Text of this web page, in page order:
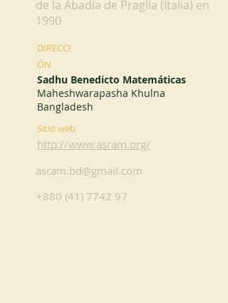
de la Abadía de Praglia (Italia) en
1990
DIRECCI
ÓN
Sadhu Benedicto Matemáticas
Maheshwarapasha Khulna
Bangladesh
Sitio web
http://www.asram.org/
asram.bd@gmail.com
+880 (41) 7742 97